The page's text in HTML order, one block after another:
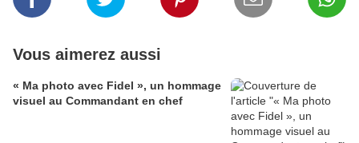
Vous aimerez aussi
« Ma photo avec Fidel », un hommage
visuel au Commandant en chef